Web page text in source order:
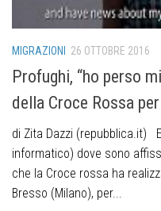
MIGRAZIONI 26 OTTOBRE 2016
Profughi, “ho perso
della Croce Rossa
di Zita Dazzi (repubblica.it)
informatico) dove sono
che la Croce rossa ha
Bresso (Milano), per...